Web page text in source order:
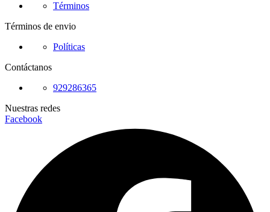
Términos
Términos de envio
Políticas
Contáctanos
929286365
Nuestras redes
Facebook